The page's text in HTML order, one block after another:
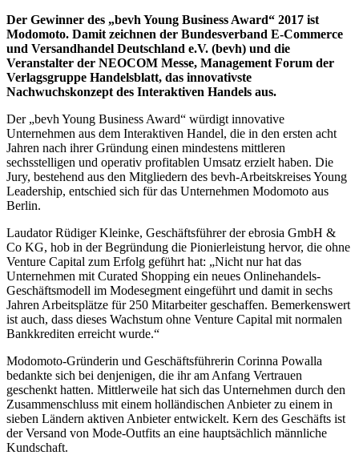
Der Gewinner des „bevh Young Business Award“ 2017 ist
Modomoto. Damit zeichnen der Bundesverband E-Commerce
und Versandhandel Deutschland e.V. (bevh) und die
Veranstalter der NEOCOM Messe, Management Forum der
Verlagsgruppe Handelsblatt, das innovativste
Nachwuchskonzept des Interaktiven Handels aus.
Der „bevh Young Business Award“ würdigt innovative
Unternehmen aus dem Interaktiven Handel, die in den ersten acht
Jahren nach ihrer Gründung einen mindestens mittleren
sechsstelligen und operativ profitablen Umsatz erzielt haben. Die
Jury, bestehend aus den Mitgliedern des bevh-Arbeitskreises Young
Leadership, entschied sich für das Unternehmen Modomoto aus
Berlin.
Laudator Rüdiger Kleinke, Geschäftsführer der ebrosia GmbH &
Co KG, hob in der Begründung die Pionierleistung hervor, die ohne
Venture Capital zum Erfolg geführt hat: „Nicht nur hat das
Unternehmen mit Curated Shopping ein neues Onlinehandels-
Geschäftsmodell im Modesegment eingeführt und damit in sechs
Jahren Arbeitsplätze für 250 Mitarbeiter geschaffen. Bemerkenswert
ist auch, dass dieses Wachstum ohne Venture Capital mit normalen
Bankkrediten erreicht wurde.“
Modomoto-Gründerin und Geschäftsführerin Corinna Powalla
bedankte sich bei denjenigen, die ihr am Anfang Vertrauen
geschenkt hatten. Mittlerweile hat sich das Unternehmen durch den
Zusammenschluss mit einem holländischen Anbieter zu einem in
sieben Ländern aktiven Anbieter entwickelt. Kern des Geschäfts ist
der Versand von Mode-Outfits an eine hauptsächlich männliche
Kundschaft.